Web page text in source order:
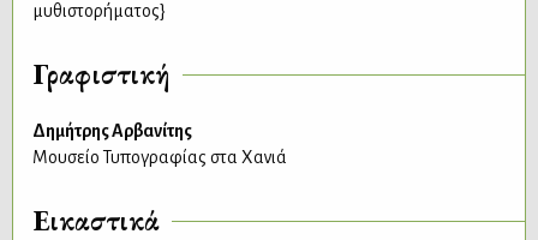
μυθιστορήματος}
Γραφιστική
Δημήτρης Αρβανίτης
Μουσείο Τυπογραφίας στα Χανιά
Εικαστικά